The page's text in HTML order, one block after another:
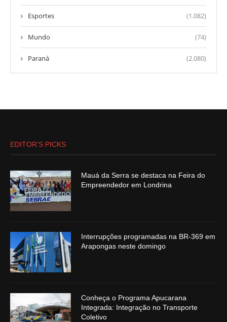
Esportes (1.082)
Mundo (74)
Paraná (2.080)
EDITOR’S PICKS
Mauá da Serra se destaca na Feira do
Empreendedor em Londrina
Interrupções programadas na BR-369 em
Arapongas neste domingo
Conheça o Programa Apucarana
Integrada: Integração no Transporte
Coletivo